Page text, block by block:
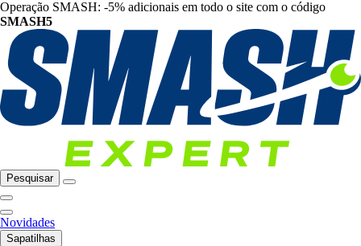
Operação SMASH: -5% adicionais em todo o site com o código
SMASH5
Pesquisar
Novidades
Sapatilhas